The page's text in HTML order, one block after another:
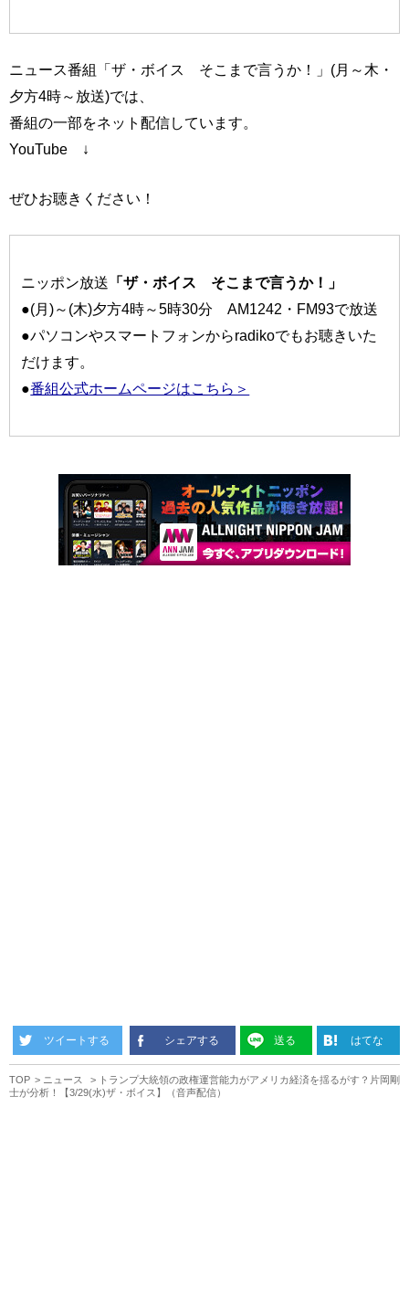
ニュース番組「ザ・ボイス そこまで言うか！」(月～木・
夕方4時～放送)では、
番組の一部をネット配信しています。
YouTube ↓
ぜひお聴きください！
ニッポン放送 「ザ・ボイス そこまで言うか！」
●(月)～(木)夕方4時～5時30分 AM1242・FM93で放送
●パソコンやスマートフォンからradikoでもお聴きいた
だけます。
●番組公式ホームページはこちら＞
ツイートする シェアする 送る はてな
TOP ニュース
トランプ大統領の政権運営能力がアメリカ経済を揺るがす？片岡剛
士が分析！【3/29(水)ザ・ボイス】（音声配信）